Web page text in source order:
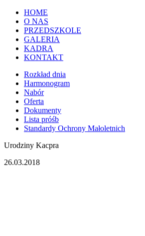
HOME
O NAS
PRZEDSZKOLE
GALERIA
KADRA
KONTAKT
Rozkład dnia
Harmonogram
Nabór
Oferta
Dokumenty
Lista próśb
Standardy Ochrony Małoletnich
Urodziny Kacpra
26.03.2018